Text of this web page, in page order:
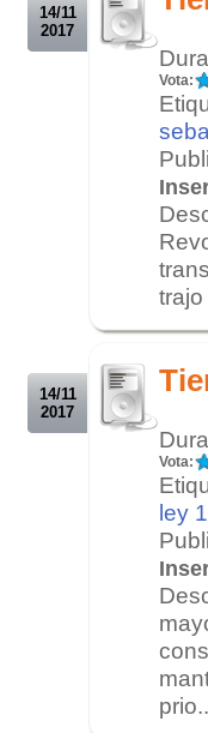
14/11
2017
Vota:
14/11
2017
Vota:
ley